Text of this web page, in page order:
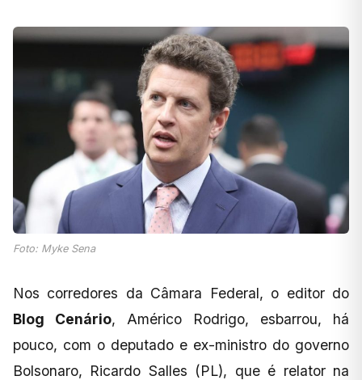
Foto: Myke Sena
Nos corredores da Câmara Federal, o editor do
Blog Cenário, Américo Rodrigo, esbarrou, há
pouco, com o deputado e ex-ministro do governo
Bolsonaro, Ricardo Salles (PL), que é relator na